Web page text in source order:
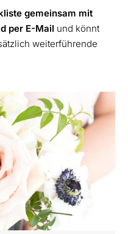
gemeinsam mit
per E-Mail und könnt
weiterführende